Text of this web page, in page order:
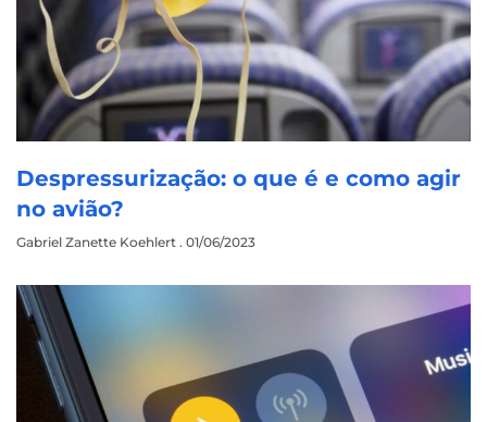
Despressurização: o que é e como agir
no avião?
Gabriel Zanette Koehlert 01/06/2023